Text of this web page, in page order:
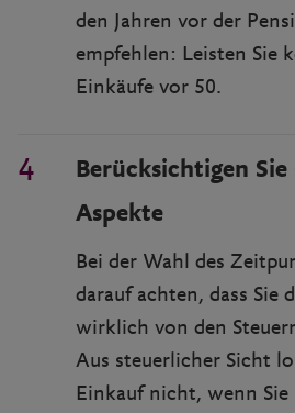
den Jahren vor der
empfehlen: Leisten Sie
Einkäufe vor 50.
Berücksichtigen
Aspekte
Bei der Wahl des
darauf achten, dass Sie
wirklich von den
Aus steuerlicher Sicht
Einkauf nicht, wenn Sie